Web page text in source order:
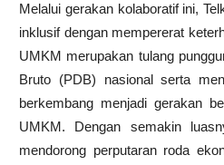
Melalui gerakan kolaboratif ini,
inklusif dengan mempererat
UMKM merupakan tulang
Bruto (PDB) nasional serta
berkembang menjadi gerakan
UMKM. Dengan semakin
mendorong perputaran roda